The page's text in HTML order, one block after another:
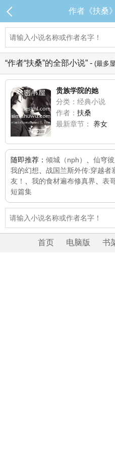
作者《扶桑
“作者“扶桑”的全部小说” - (最多
贵族学院的她
分类：经典小说
作者： 扶桑
最新章节：
养女
随即推荐： 倾城（nph） 仙穹
我的幻想
战国兰斯外传:穿越者
友！
我的食材遍布修真界 表
短篇集
首页 电脑版 书